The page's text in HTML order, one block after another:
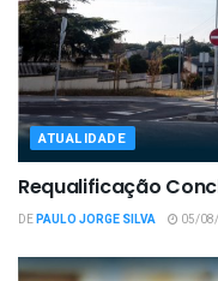
ATUALIDADE
Requalificação
DEPAULO JORGE SILVA 05/